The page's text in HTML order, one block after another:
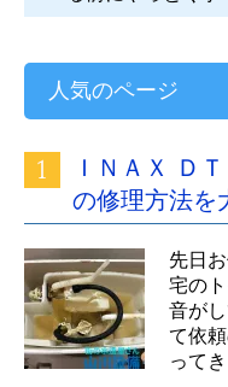
人気のページ
ＩＮＡＸ Ｄ
の修理方法を
先日
宅の
音が
て依
って